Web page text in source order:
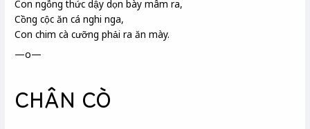
Con ngỗng thức dậy dọn bày mâm ra,
Cồng cộc ăn cá nghi nga,
Con chim cà cưỡng phải ra ăn mày.
—o—
CHÂN CÒ